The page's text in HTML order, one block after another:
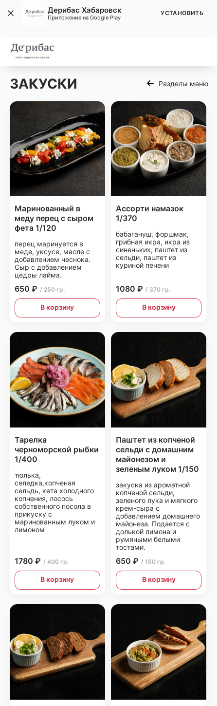
ЗАКУСКИ Разделы меню
Маринованный в
меду перец с сыром
фета 1/120
перец маринуется в
меде, уксусе, масле с
добавлением чеснока.
Сыр с добавлением
цедры лайма.
650 ₽ / 250 гр.
В корзину
Ассорти намазок
1/370
бабагануш, форшмак,
грибная икра, икра из
синеньких, паштет из
сельди, паштет из
куриной печени
1080 ₽ / 370 гр.
В корзину
Тарелка
черноморской рыбки
1/400
тюлька,
селедка,копченая
сельдь, кета холодного
копчения, лосось
собственного посола в
прикуску с
маринованным луком и
лимоном
1780 ₽ / 400 гр.
В корзину
Паштет из копченой
сельди с домашним
майонезом и
зеленым луком 1/150
закуска из ароматной
копченой сельди,
зеленого лука и мягкого
крем-сыра с
добавлением домашнего
майонеза. Подается с
долькой лимона и
румяными белыми
тостами.
650 ₽ / 150 гр.
В корзину
Дерибас Хабаровск
Приложение на Google Play
УСТАНОВИТЬ